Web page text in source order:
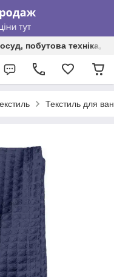
побутова техніка,
Текстиль для